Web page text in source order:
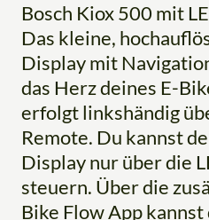
Bosch Kiox 500 mit
Das kleine,
Display mit
das Herz deines E-
erfolgt linkshändig
Remote. Du kannst
Display nur über die
steuern. Über die
Bike Flow App